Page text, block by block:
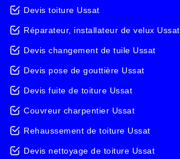
Devis toiture Ussat
Réparateur, installateur de velux Ussat
Devis changement de tuile Ussat
Devis pose de gouttière Ussat
Devis fuite de toiture Ussat
Couvreur charpentier Ussat
Rehaussement de toiture Ussat
Devis nettoyage de toiture Ussat